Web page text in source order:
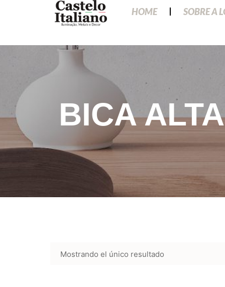
HOME SOBRE A
BICA
Mostrando el único resultado